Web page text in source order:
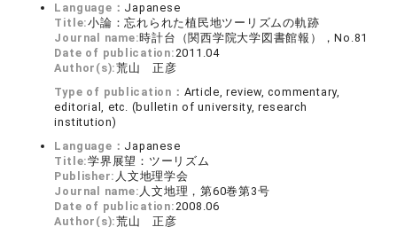
Language： Japanese
Title:小論：忘れられた植民地ツーリズムの軌跡
Journal name:時計台（関西学院大学図書館報），No.81
Date of publication:2011.04
Author(s):荒山 正彦
Type of publication： Article, review, commentary,
editorial, etc. (bulletin of university, research
institution)
Language： Japanese
Title:学界展望：ツーリズム
Publisher: 人文地理学会
Journal name: 人文地理，第60巻第3号
Date of publication:2008.06
Author(s):荒山 正彦